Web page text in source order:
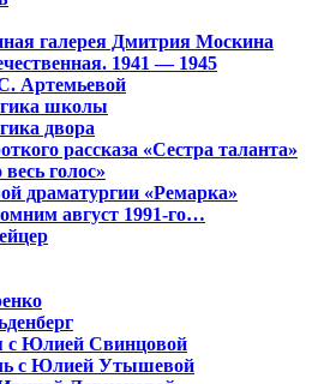
галерея Дмитрия Москина
1941 — 1945
Артемьевой
школы
двора
рассказа «Сестра таланта»
голос»
драматургии «Ремарка»
август 1991-го…
с Юлией Свинцовой
с Юлией Утышевой